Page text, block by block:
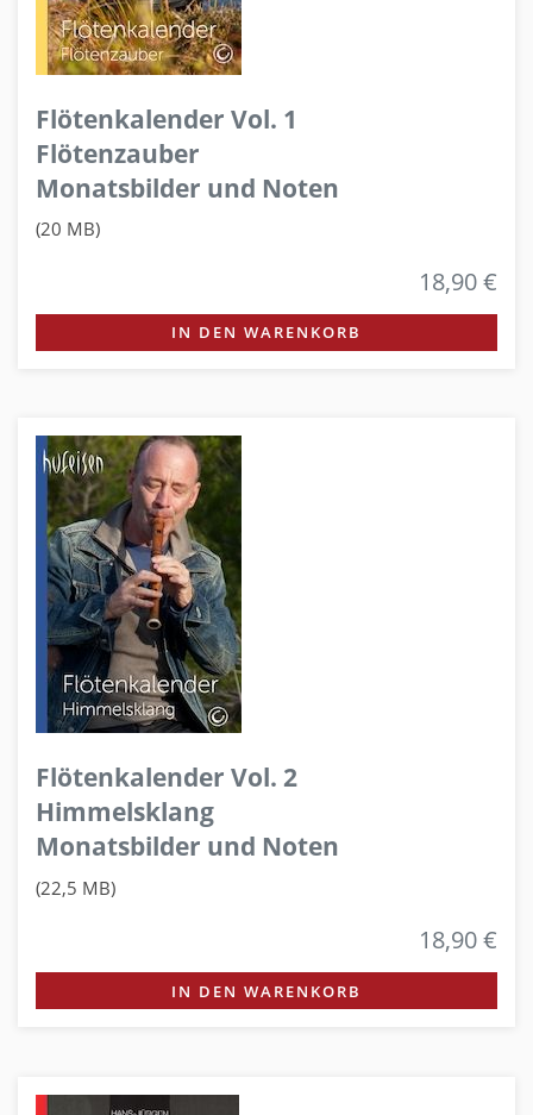
Flötenkalender Vol. 1
Flötenzauber
Monatsbilder und Noten
(20 MB)
18,90 €
IN DEN WARENKORB
Flötenkalender Vol. 2
Himmelsklang
Monatsbilder und Noten
(22,5 MB)
18,90 €
IN DEN WARENKORB